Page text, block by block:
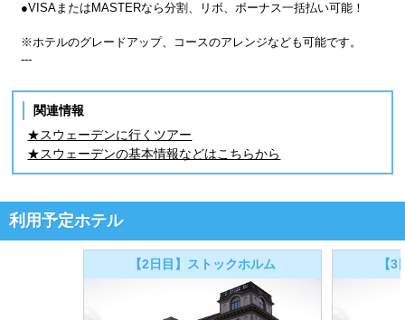
●VISAまたはMASTERなら分割、リボ、ボーナス一括払い可能！
※ホテルのグレードアップ、コースのアレンジなども可能です。
---
関連情報
★スウェーデンに行くツアー
★スウェーデンの基本情報などはこちらから
利用予定ホテル
【2日目】ストックホルム 【